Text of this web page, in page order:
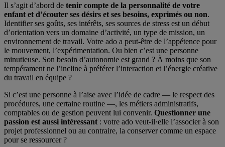
Il s’agit d’abord de tenir compte de la personnalité de votre
enfant et d’écouter ses désirs et ses besoins, exprimés ou non.
Identifier ses goûts, ses intérêts, ses sources de stress est un début
d’orientation vers un domaine d’activité, un type de mission, un
environnement de travail. Votre ado a peut-être de l’appétence pour
le mouvement, l’expérimentation. Ou bien c’est une personne
minutieuse. Son besoin d’autonomie est grand ? À moins que son
tempérament ne l’incline à préférer l’interaction et l’énergie créative
du travail en équipe ?
Si c’est une personne à l’aise avec l’idée de cadre — le respect des
procédures, une certaine routine —, les métiers administratifs,
comptables ou de gestion peuvent lui convenir. Questionner une
passion est aussi intéressant : votre ado veut-il·elle l’associer à son
projet professionnel ou au contraire, la conserver comme un espace
pour se ressourcer ?